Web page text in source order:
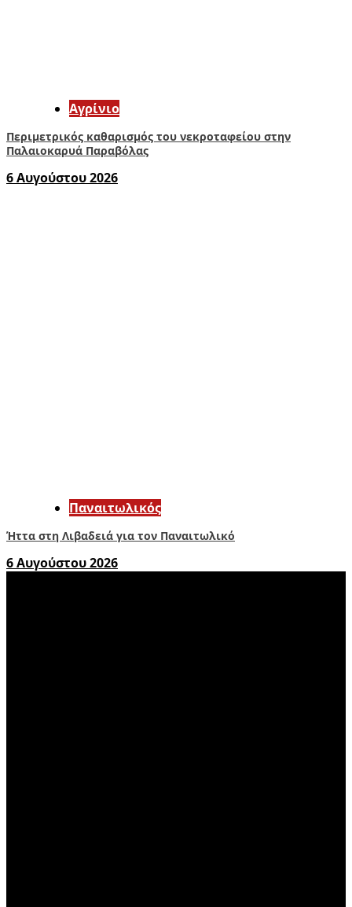
Aγρίνιο
Περιμετρικός καθαρισμός του νεκροταφείου στην
Παλαιοκαρυά Παραβόλας
6 Αυγούστου 2026
Παναιτωλικός
Ήττα στη Λιβαδειά για τον Παναιτωλικό
6 Αυγούστου 2026